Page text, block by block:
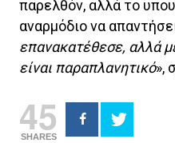
παρελθόν, αλλά το
αναρμόδιο να
επανακατέθεσε, αλλά
είναι παραπλανητικό»,
45
SHARES